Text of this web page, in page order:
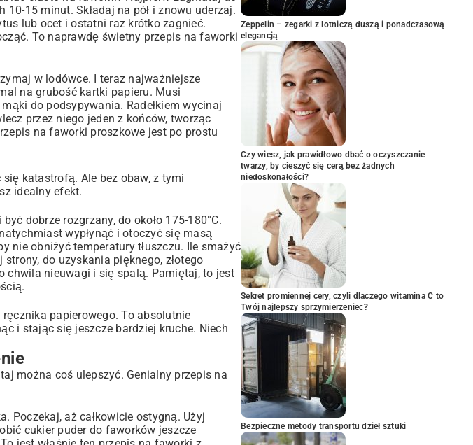
10-15 minut. Składaj na pół i znowu uderzaj.
lub ocet i ostatni raz krótko zagnieć.
To naprawdę świetny przepis na faworki
w lodówce. I teraz najważniejsze
na grubość kartki papieru. Musi
do podsypywania. Radełkiem wycinaj
przez niego jeden z końców, tworząc
na faworki proszkowe jest po prostu
katastrofą. Ale bez obaw, z tymi
idealny efekt.
dobrze rozgrzany, do około 175-180°C.
wypłynąć i otoczyć się masą
nie obniżyć temperatury tłuszczu. Ile smażyć
do uzyskania pięknego, złotego
chwila nieuwagi i się spalą. Pamiętaj, to jest
papierowego. To absolutnie
i stając się jeszcze bardziej kruche. Niech
można coś ulepszyć. Genialny przepis na
Poczekaj, aż całkowicie ostygną. Użyj
cukier puder do faworków jeszcze
Zeppelin – zegarki z lotniczą duszą i ponadczasową
elegancją
Czy wiesz, jak prawidłowo dbać o oczyszczanie
twarzy, by cieszyć się cerą bez żadnych
niedoskonałości?
Sekret promiennej cery, czyli dlaczego witamina C to
Twój najlepszy sprzymierzeniec?
Bezpieczne metody transportu dzieł sztuki